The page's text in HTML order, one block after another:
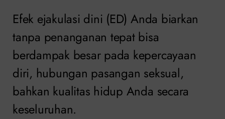
Efek ejakulasi dini (ED) Anda biarkan
tanpa penanganan tepat bisa
berdampak besar pada kepercayaan
diri, hubungan pasangan seksual,
bahkan kualitas hidup Anda secara
keseluruhan.